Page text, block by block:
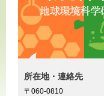
所在地・連絡先
〒060-0810